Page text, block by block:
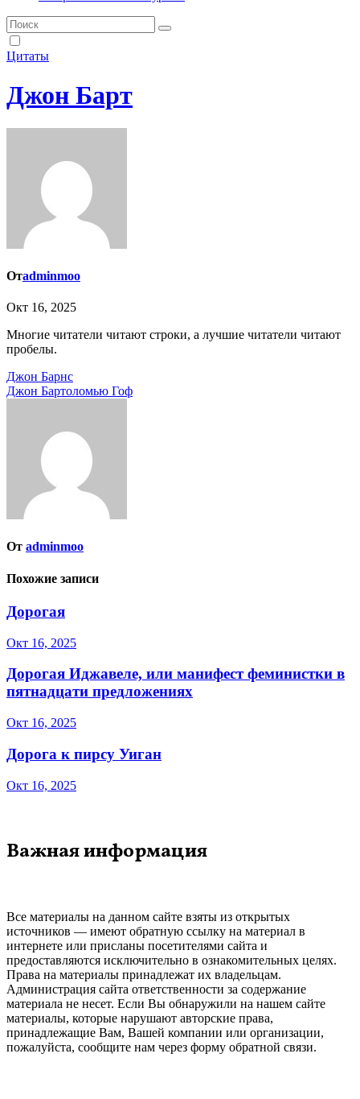
Цитаты
Джон Барт
Отadminmoo
Окт 16, 2025
Многие читатели читают строки, а лучшие читатели читают
пробелы.
Навигация
по
Джон Барнс
Джон Бартоломью Гоф
От adminmoo
Похожие записи
Дорогая
Окт 16, 2025
Дорогая Иджавеле, или манифест феминистки в
пятнадцати предложениях
Окт 16, 2025
Дорога к пирсу Уиган
Окт 16, 2025
Важная информация
Все материалы на данном сайте взяты из открытых
источников — имеют обратную ссылку на материал в
интернете или присланы посетителями сайта и
предоставляются исключительно в ознакомительных целях.
Права на материалы принадлежат их владельцам.
Администрация сайта ответственности за содержание
материала не несет. Если Вы обнаружили на нашем сайте
материалы, которые нарушают авторские права,
принадлежащие Вам, Вашей компании или организации,
пожалуйста, сообщите нам через форму обратной связи.